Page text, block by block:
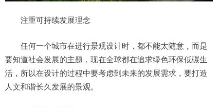
注重可持续发展理念
任何一个城市在进行景观设计时，都不能太随意，而是
要知道社会发展的主题，现在全球都在追求绿色环保低碳生
活，所以在设计的过程中要考虑到未来的发展需求，要打造
人文和谐长久发展的景观。